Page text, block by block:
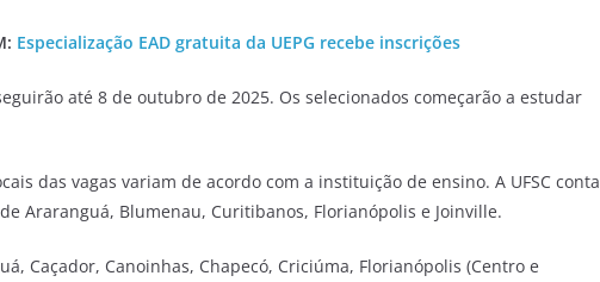
Especialização EAD gratuita da UEPG recebe inscrições
até 8 de outubro de 2025. Os selecionados começarão a estudar
das vagas variam de acordo com a instituição de ensino. A UFSC conta
Araranguá, Blumenau, Curitibanos, Florianópolis e Joinville.
Caçador, Canoinhas, Chapecó, Criciúma, Florianópolis (Centro e